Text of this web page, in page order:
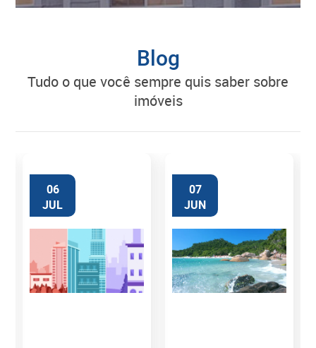
Blog
tudo o que você sempre quis saber sobre
imóveis
06
JUL
07
JUN